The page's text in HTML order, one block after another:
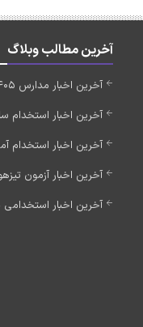
آخرین مطالب وبلاگ
آخرین اخبار مدارس 1405
آخرین اخبار استخدام سازمان
آخرین اخبار استخدام آموزش و
آخرین اخبار آزمون
آخرین اخبار استخدامی